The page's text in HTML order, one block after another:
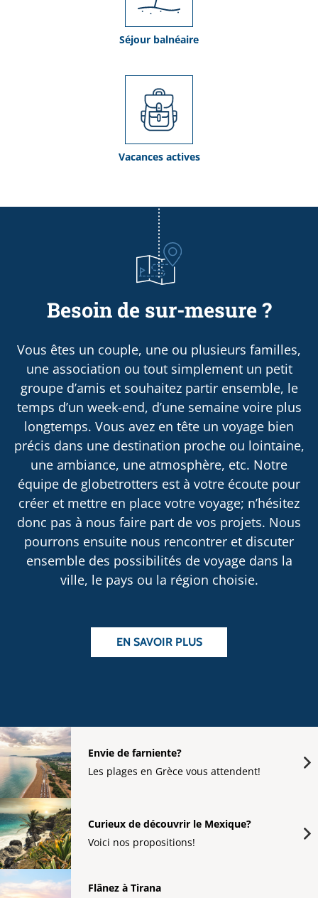
Séjour balnéaire
Vacances actives
Besoin de sur-mesure ?
Vous êtes un couple, une ou plusieurs familles,
une association ou tout simplement un petit
groupe d’amis et souhaitez partir ensemble, le
temps d’un week-end, d’une semaine voire plus
longtemps. Vous avez en tête un voyage bien
précis dans une destination proche ou lointaine,
une ambiance, une atmosphère, etc. Notre
équipe de globetrotters est à votre écoute pour
créer et mettre en place votre voyage; n’hésitez
donc pas à nous faire part de vos projets. Nous
pourrons ensuite nous rencontrer et discuter
ensemble des possibilités de voyage dans la
ville, le pays ou la région choisie.
EN SAVOIR PLUS
Envie de farniente?
Les plages en Grèce vous attendent!
Curieux de découvrir le Mexique?
Voici nos propositions!
Flânez à Tirana